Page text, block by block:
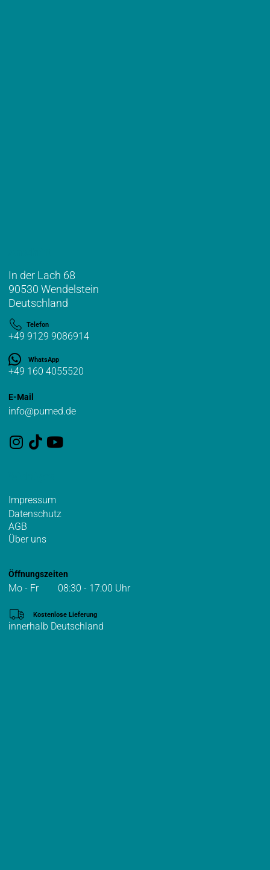
In der Lach 68
90530 Wendelstein
Deutschland
Telefon
+49 9129 9086914
WhatsApp
+49 160 4055520
E-Mail
info@pumed.de
Impressum
Datenschutz
AGB
Über uns
Öffnungszeiten
Mo - Fr 08:30 - 17:00 Uhr
Kostenlose Lieferung
innerhalb Deutschland